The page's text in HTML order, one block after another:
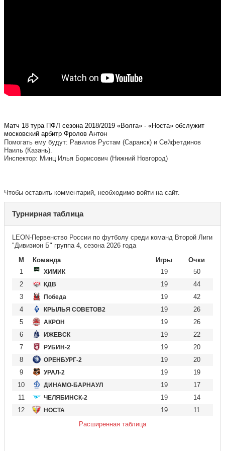
Матч 18 тура ПФЛ сезона 2018/2019 «Волга» - «Носта» обслужит
московский арбитр Фролов Антон
Помогать ему будут: Равилов Рустам (Саранск) и Сейфетдинов
Наиль (Казань).
Инспектор: Минц Илья Борисович (Нижний Новгород)
Чтобы оставить комментарий, необходимо войти на сайт.
Турнирная таблица
LEON-Первенство России по футболу среди команд Второй Лиги
"Дивизион Б" группа 4, сезона 2026 года
М
Команда Игры
Очки
1
ХИМИК 19
50
2
КДВ 19
44
3
Победа 19
42
4
КРЫЛЬЯ СОВЕТОВ2 19
26
5
АКРОН 19
26
6
ИЖЕВСК 19
22
7
РУБИН-2 19
20
8
ОРЕНБУРГ-2 19
20
9
УРАЛ-2 19
19
10
ДИНАМО-БАРНАУЛ 19
17
11
ЧЕЛЯБИНСК-2 19
14
12
НОСТА 19
11
Расширенная таблица